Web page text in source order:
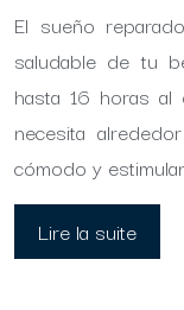
El sueño
saludable de tu
hasta 16 horas
necesita
cómodo y
Lire la suite